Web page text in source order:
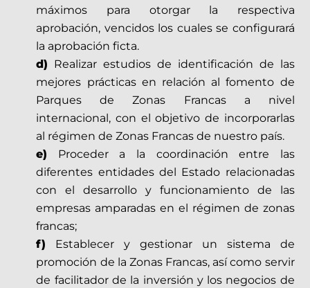
máximos para otorgar la respectiva
aprobación, vencidos los cuales se configurará
la aprobación ficta.
d) Realizar estudios de identificación de las
mejores prácticas en relación al fomento de
Parques de Zonas Francas a nivel
internacional, con el objetivo de incorporarlas
al régimen de Zonas Francas de nuestro país.
e) Proceder a la coordinación entre las
diferentes entidades del Estado relacionadas
con el desarrollo y funcionamiento de las
empresas amparadas en el régimen de zonas
francas;
f) Establecer y gestionar un sistema de
promoción de la Zonas Francas, así como servir
de facilitador de la inversión y los negocios de